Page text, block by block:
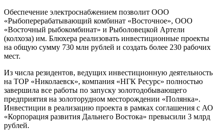
Обеспечение электроснабжением позволит ООО
«Рыбоперерабатывающий комбинат «Восточное», ООО
«Восточный рыбокомбинат» и Рыболовецкой Артели
(колхоза) им. Блюхера реализовать инвестиционные проекты
на общую сумму 730 млн рублей и создать более 230 рабочих
мест.
Из числа резидентов, ведущих инвестиционную деятельность
на ТОР «Николаевск», компания «НГК Ресурс» полностью
завершила все работы по запуску золотодобывающего
предприятия на золоторудном месторождении «Полянка».
Инвестиции в реализацию проекта в рамках соглашения с АО
«Корпорация развития Дальнего Востока» превысили 3 млрд
рублей.